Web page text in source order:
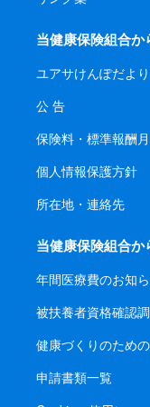
当健康保険組合か
ユアサけんぽだより
公 告
保険料・標準報酬
個人情報保護方針
所在地・連絡先
当健康保険組合か
年間医療費のお知
被扶養者資格確認調
健康づくりのため
申請書類一覧